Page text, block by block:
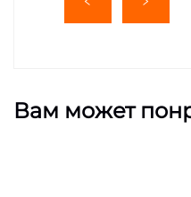
Вам может